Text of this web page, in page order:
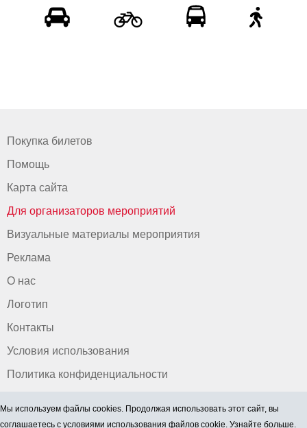
Покупка билетов
Помощь
Карта сайта
Для организаторов мероприятий
Визуальные материалы мероприятия
Реклама
О нас
Логотип
Контакты
Условия использования
Политика конфиденциальности
Мы используем файлы cookies. Продолжая использовать этот сайт, вы
соглашаетесь с условиями использования файлов cookie. Узнайте больше.